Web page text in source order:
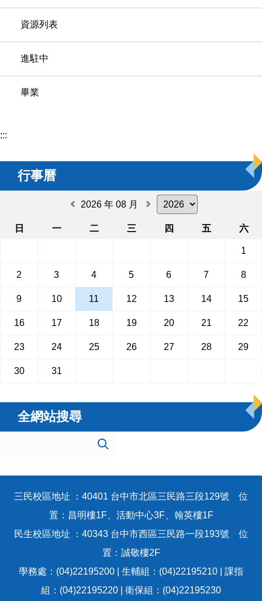
資源列表
進駐中
畢業
:::
行事曆
2026 年 08 月
日 一 二 三 四 五 六
1
2 3 4 5 6 7 8
9 10 11 12 13 14 15
16 17 18 19 20 21 22
23 24 25 26 27 28 29
30 31
全網站搜尋
三民校區地址 ：40401 台中市北區三民路三段129號 位
置：昌明樓1F、活動中心3F、翰英樓1F
民生校區地址 ：40343 台中市西區三民路一段193號 位
置：誠敬樓2F
學務處：(04)22195200 | 生輔組：(04)22195210 | 課指
組：(04)22195220 | 衛保組：(04)22195230